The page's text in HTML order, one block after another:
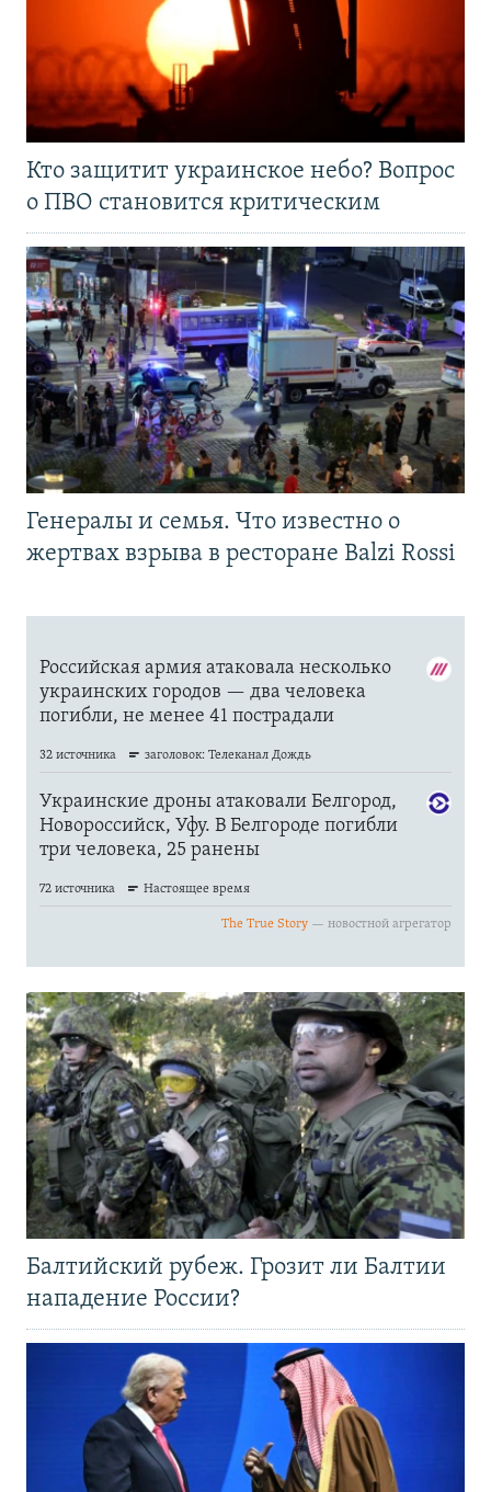
Кто защитит украинское небо? Вопрос
о ПВО становится критическим
Генералы и семья. Что известно о
жертвах взрыва в ресторане Balzi Rossi
Балтийский рубеж. Грозит ли Балтии
нападение России?